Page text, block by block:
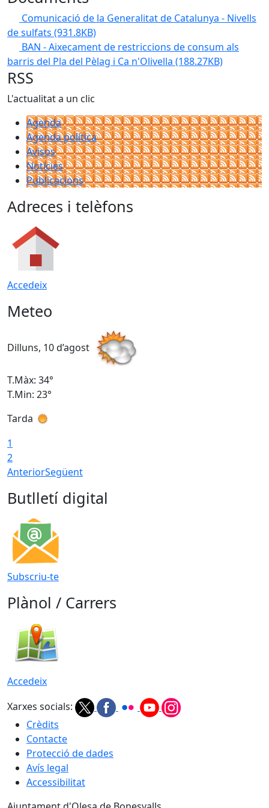
Comunicació de la Generalitat de Catalunya - Nivells
de sulfats (931.8KB)
BAN - Aixecament de restriccions de consum als
barris del Pla del Pèlag i Ca n'Olivella (188.27KB)
RSS
L'actualitat a un clic
Agenda
Agenda política
Avisos
Notícies
Publicacions
Adreces i telèfons
Accedeix
Meteo
Dilluns, 10 d’agost
T.Màx: 34°
T.Min: 23°
Tarda
1
2
AnteriorSegüent
Butlletí digital
Subscriu-te
Plànol / Carrers
Accedeix
Xarxes socials:
Crèdits
Contacte
Protecció de dades
Avís legal
Accessibilitat